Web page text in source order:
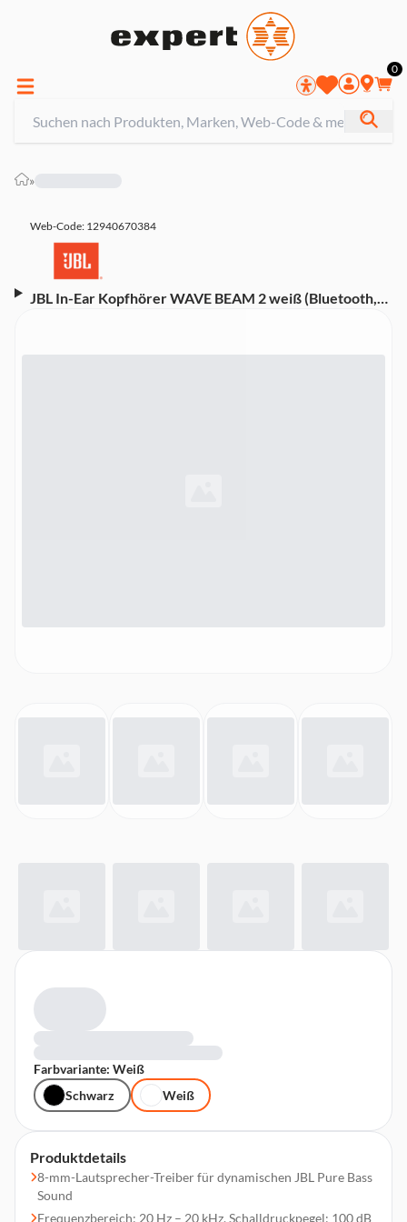
0
»
Web-Code: 12940670384
JBL In-Ear Kopfhörer WAVE BEAM 2 weiß (Bluetooth,
Produktdetails
8-mm-Lautsprecher-Treiber für dynamischen JBL Pure Bass
Sound
Frequenzbereich: 20 Hz – 20 kHz, Schalldruckpegel: 100 dB
Farbvariante: Weiß
Schwarz
Weiß